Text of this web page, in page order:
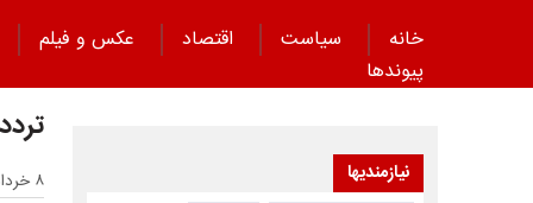
خانه سیاست اقتصاد
عکس و فیلم
پیوند‌ها
۸ خرداد ۱۴۰۴ - ۱۹:۱۰ نیازمندیها